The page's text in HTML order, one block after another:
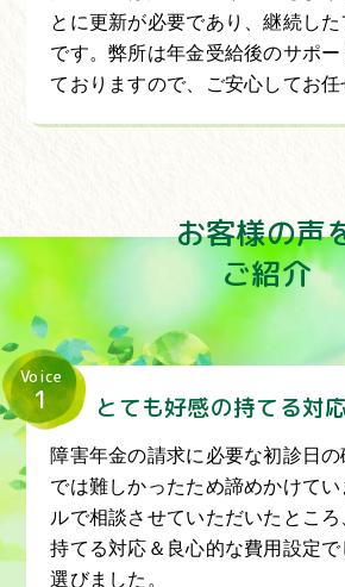
とに更新が必要であり、継続し
です。弊所は年金受給後のサポ
ておりますので、ご安心してお任
お客様の声
ご紹介
Voice
1 とても好感の持てる対応
障害年金の請求に必要な初診日の
では難しかったため諦めかけて
ルで相談させていただいたとこ
持てる対応＆良心的な費用設定
選びました。